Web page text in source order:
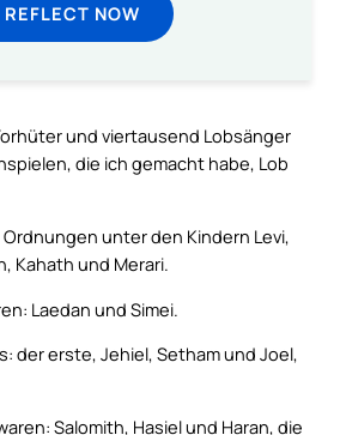
REFLECT NOW
und viertausend Lobsänger
die ich gemacht habe, Lob
unter den Kindern Levi,
Kahath und Merari.
Laedan und Simei.
der erste, Jehiel, Setham und Joel,
Salomith, Hasiel und Haran, die